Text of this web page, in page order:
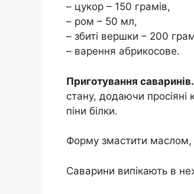
– цукор – 150 грамів,
– ром – 50 мл,
– збиті вершки – 200
– варення абрикосове.
Приготування саваринів.
стану, додаючи просіяні
піни білки.
Форму змастити маслом,
Саварини випікають в